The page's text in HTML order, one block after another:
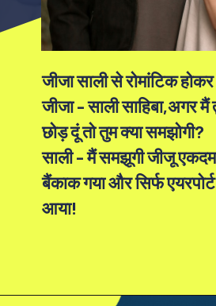
जीजा साली से रोमांटिक
जीजा - साली साहिबा,अगर
छोड़ दूं तो तुम क्या समझोगी?
साली - मैं समझूगी जीजू एकदम
बैंकाक गया और सिर्फ
आया!